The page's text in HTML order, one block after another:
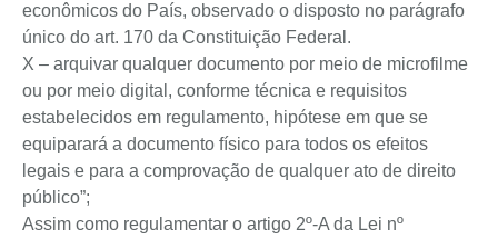
econômicos do País, observado o disposto no parágrafo
único do art. 170 da Constituição Federal.
X – arquivar qualquer documento por meio de microfilme
ou por meio digital, conforme técnica e requisitos
estabelecidos em regulamento, hipótese em que se
equiparará a documento físico para todos os efeitos
legais e para a comprovação de qualquer ato de direito
público”;
Assim como regulamentar o artigo 2º-A da Lei nº